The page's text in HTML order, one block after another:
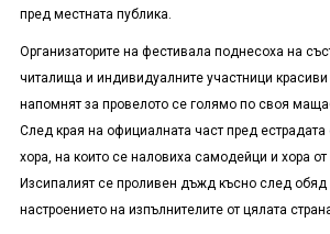
пред местната публика.
Организаторите на фестивала поднесоха на
читалища и индивидуалните участници красиви
напомнят за провелото се голямо по своя
След края на официалната част пред естрадата
хора, на които се наловиха самодейци и хора от
Изсипалият се проливен дъжд късно след обяд
настроението на изпълнителите от цялата